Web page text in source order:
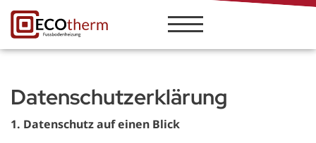
Datenschutz­erklärung
1. Datenschutz auf einen Blick